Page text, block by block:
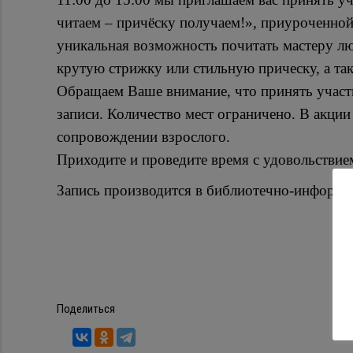
читаем – причёску получаем!»,
уникальная возможность почитать мастеру
крутую стрижку или стильную прическу, а
Обращаем Ваше внимание, что принять
записи. Количество мест ограничено. В
сопровождении взрослого.
Приходите и проведите время с
Запись производится в библиотечно-
Поделиться